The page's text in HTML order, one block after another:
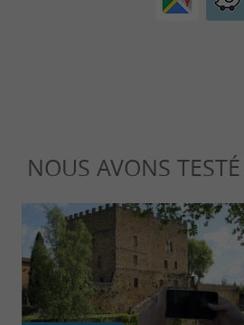
NOUS AVONS TESTÉ